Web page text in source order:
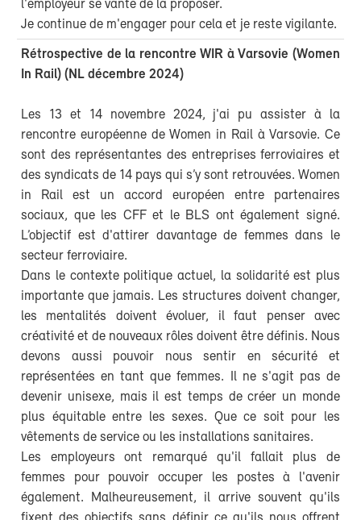
l'employeur se vante de la proposer.
Je continue de m'engager pour cela et je reste vigilante.
Rétrospective de la rencontre WIR à Varsovie (Women
In Rail) (NL décembre 2024)
Les 13 et 14 novembre 2024, j'ai pu assister à la
rencontre européenne de Women in Rail à Varsovie. Ce
sont des représentantes des entreprises ferroviaires et
des syndicats de 14 pays qui s’y sont retrouvées. Women
in Rail est un accord européen entre partenaires
sociaux, que les CFF et le BLS ont également signé.
L’objectif est d'attirer davantage de femmes dans le
secteur ferroviaire.
Dans le contexte politique actuel, la solidarité est plus
importante que jamais. Les structures doivent changer,
les mentalités doivent évoluer, il faut penser avec
créativité et de nouveaux rôles doivent être définis. Nous
devons aussi pouvoir nous sentir en sécurité et
représentées en tant que femmes. Il ne s'agit pas de
devenir unisexe, mais il est temps de créer un monde
plus équitable entre les sexes. Que ce soit pour les
vêtements de service ou les installations sanitaires.
Les employeurs ont remarqué qu'il fallait plus de
femmes pour pouvoir occuper les postes à l'avenir
également. Malheureusement, il arrive souvent qu'ils